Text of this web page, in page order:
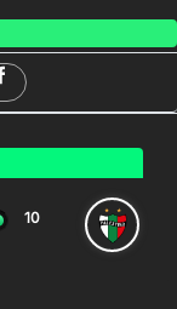
10